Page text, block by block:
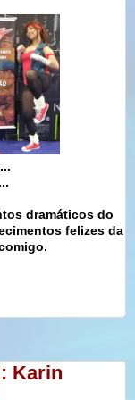
dramáticos do
felizes da
Karin